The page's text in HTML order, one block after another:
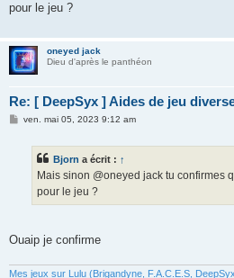
a
pour le jeu ?
oneyed jack
Dieu d'après le panthéon
Re: [ DeepSyx ] Aides de jeu
Mven. mai 05, 2023 9:12 am
Bjorn a écrit : ↑
Mais sinon @oneyed jack tu confirmes
pour le jeu ?
Ouaip je confirme
Mes jeux sur Lulu (Brigandyne, F.A.C.E.S,